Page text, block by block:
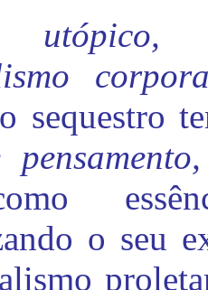
utópico,
sequestro
o seu